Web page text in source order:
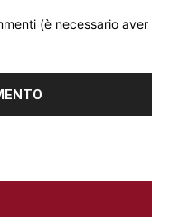
(è necessario aver